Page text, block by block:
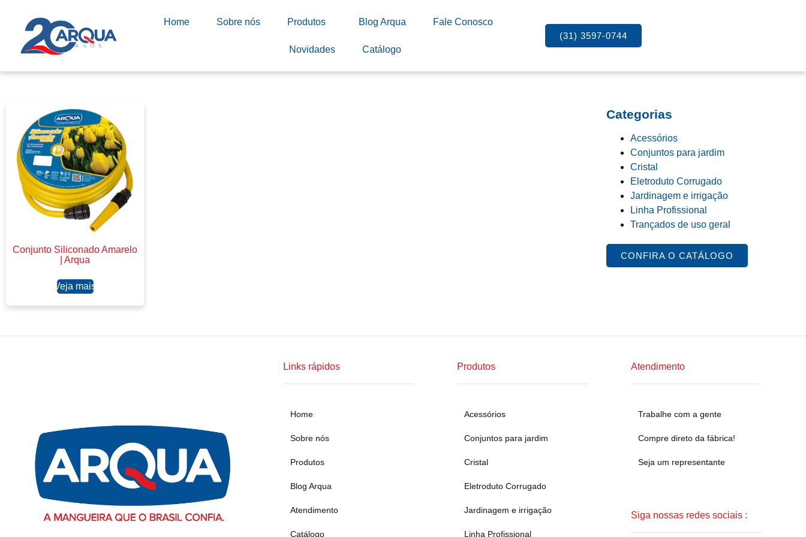
Home Sobre nós Produtos Blog Arqua Fale Conosco
Novidades Catálogo
(31) 3597-0744
Conjunto Siliconado Amarelo
| Arqua
Ler mais
Categorias
Acessórios
Conjuntos para jardim
Cristal
Eletroduto Corrugado
Jardinagem e irrigação
Linha Profissional
Trançados de uso geral
CONFIRA O CATÁLOGO
Links rápidos
Home
Sobre nós
Produtos
Blog Arqua
Atendimento
Catálogo
Produtos
Acessórios
Conjuntos para jardim
Cristal
Eletroduto Corrugado
Jardinagem e irrigação
Linha Profissional
Atendimento
Trabalhe com a gente
Compre direto da fábrica!
Seja um representante
Siga nossas redes sociais :